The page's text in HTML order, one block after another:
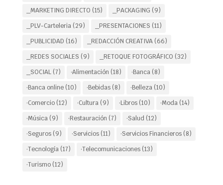
_MARKETING DIRECTO (15) _PACKAGING (9)
_PLV-Carteleria(29) _PRESENTACIONES (11)
_PUBLICIDAD (16) _REDACCIÓN CREATIVA(66)
_REDES SOCIALES (9) _RETOQUE FOTOGRÁFICO (32)
_SOCIAL(7) ·Alimentación (18) ·Banca(8)
·Banca online(10) ·Bebidas(8) ·Belleza(10)
·Comercio(12) ·Cultura(9) ·Libros(10) ·Moda(14)
·Música(9) ·Restauración (7) ·Salud (12)
·Seguros(9) ·Servicios(11) ·Servicios Financieros(8)
·Tecnología(17) ·Telecomunicaciones(13)
·Turismo(12)